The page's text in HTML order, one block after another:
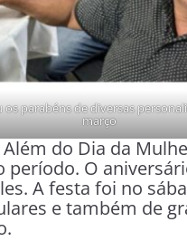
parabéns de diversas
março
do Dia da
período. O
A festa foi no
e também de